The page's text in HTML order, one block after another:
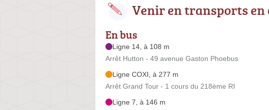
Venir en transports en
En bus
Ligne 14, à 108 m
Arrêt Hutton - 49 avenue Gaston Phoebus
Ligne COXI, à 277 m
Arrêt Grand Tour - 1 cours du 218ème RI
Ligne 7, à 146 m